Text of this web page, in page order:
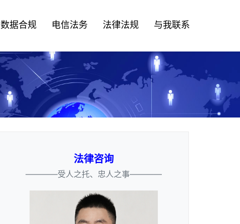
数据合规 电信法务 法律法规 与我联系
法律咨询
————受人之托、忠人之事————